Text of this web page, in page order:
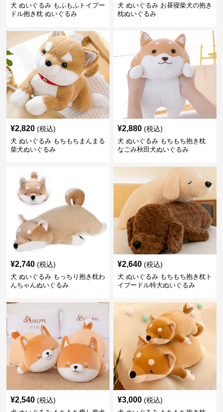
犬 ぬいぐるみ もふもふトイプー
ドル抱き枕 ぬいぐるみ
犬 ぬいぐるみ お昼寝柴犬の抱き
枕ぬいぐるみ
¥2,820 (税込)
犬 ぬいぐるみ もちもちまんまる
柴犬ぬいぐるみ
¥2,880 (税込)
犬 ぬいぐるみ もちもち抱き枕
なごみ秋田犬ぬいぐるみ
¥2,740 (税込)
犬 ぬいぐるみ もっちり抱き枕わ
んちゃんぬいぐるみ
¥2,640 (税込)
犬 ぬいぐるみ もちもち抱き枕ト
イプードル特大ぬいぐるみ
¥2,540 (税込) ¥3,000 (税込)